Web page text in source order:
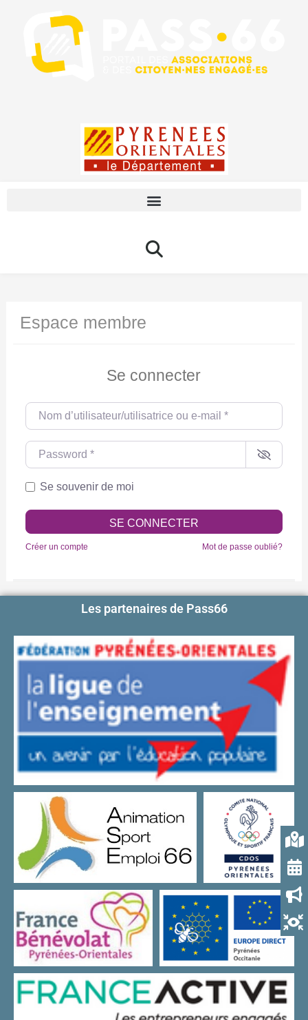
Espace membre
Se connecter
Nom d’utilisateur/utilisatrice ou e-mail
Password
Se souvenir de moi
SE CONNECTER
Créer un compte Mot de passe oublié?
Les partenaires de Pass66